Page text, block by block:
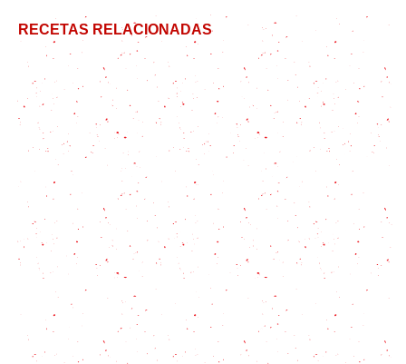
RECETAS RELACIONADAS
Empanadas Salteñas: las mejores por excelencia
3 Patés Caseros para las Fiestas: infalibles y para
todos los gustos (sí, incluso si no te gusta el paté)
Morteruelo Conquense: Una receta cremosa para
untar el pan
Cómo hacer patacones (tostones)